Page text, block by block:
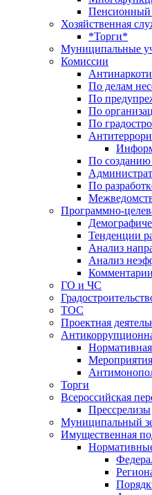
Хозяйственная
*Торги*
Муниципальные
Комиссии
По делам
По
По
По
По
По
Программно-
Тенденции
Анализ
Анализ
ГО и ЧС
ТОС
Проектная
Нормативная
Мероприятия
Торги
Всероссийская
Прессрелизы
Муниципальный
Имущественная